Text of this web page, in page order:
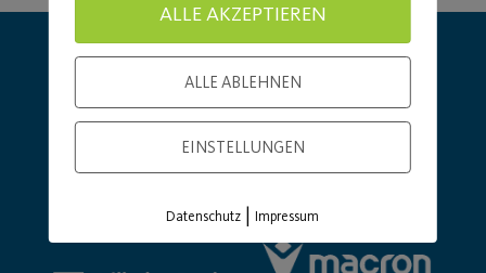
Hauptsponsor Generalausrüster
ALLE AKZEPTIEREN
ALLE ABLEHNEN
EINSTELLUNGEN
Datenschutz |Impressum